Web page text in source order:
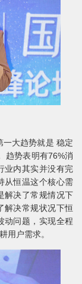
一大趋势就是 稳定
趋势表明有76%消
业内其实并没有完
从恒温这个核心需
解决了常规情况下
解决常规状况下恒
动问题，实现全程
用户需求。